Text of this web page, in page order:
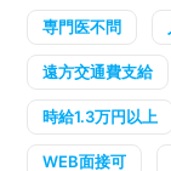
専門医不問
遠方交通費支給
時給1.3万円以上
WEB面接可